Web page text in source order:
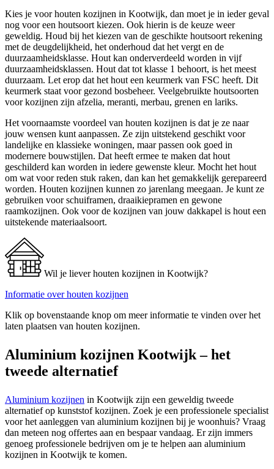
Kies je voor houten kozijnen in Kootwijk, dan moet je in ieder geval
nog voor een houtsoort kiezen. Ook hierin is de keuze weer
geweldig. Houd bij het kiezen van de geschikte houtsoort rekening
met de deugdelijkheid, het onderhoud dat het vergt en de
duurzaamheidsklasse. Hout kan onderverdeeld worden in vijf
duurzaamheidsklassen. Hout dat tot klasse 1 behoort, is het meest
duurzaam. Let erop dat het hout een keurmerk van FSC heeft. Dit
keurmerk staat voor gezond bosbeheer. Veelgebruikte houtsoorten
voor kozijnen zijn afzelia, meranti, merbau, grenen en lariks.
Het voornaamste voordeel van houten kozijnen is dat je ze naar
jouw wensen kunt aanpassen. Ze zijn uitstekend geschikt voor
landelijke en klassieke woningen, maar passen ook goed in
modernere bouwstijlen. Dat heeft ermee te maken dat hout
geschilderd kan worden in iedere gewenste kleur. Mocht het hout
om wat voor reden stuk raken, dan kan het gemakkelijk gerepareerd
worden. Houten kozijnen kunnen zo jarenlang meegaan. Je kunt ze
gebruiken voor schuiframen, draaikiepramen en gewone
raamkozijnen. Ook voor de kozijnen van jouw dakkapel is hout een
uitstekende materiaalsoort.
Wil je liever houten kozijnen in Kootwijk?
Informatie over houten kozijnen
Klik op bovenstaande knop om meer informatie te vinden over het
laten plaatsen van houten kozijnen.
Aluminium kozijnen Kootwijk – het
tweede alternatief
Aluminium kozijnen in Kootwijk zijn een geweldig tweede
alternatief op kunststof kozijnen. Zoek je een professionele specialist
voor het aanleggen van aluminium kozijnen bij je woonhuis? Vraag
dan meteen nog offertes aan en bespaar vandaag. Er zijn immers
genoeg professionele bedrijven om je te helpen aan aluminium
kozijnen in Kootwijk te komen.